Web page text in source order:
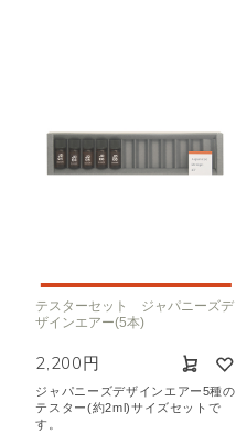
テスターセット ジャパニーズデ
ザインエアー(5本)
2,200円
ジャパニーズデザインエアー5種の
テスター(約2ml)サイズセットで
す。